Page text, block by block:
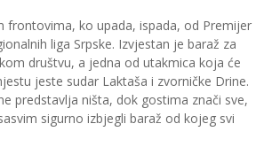
frontovima, ko upada, ispada, od Premijer
liga Srpske. Izvjestan je baraž za
društvu, a jedna od utakmica koja će
jeste sudar Laktaša i zvorničke Drine.
predstavlja ništa, dok gostima znači sve,
sigurno izbjegli baraž od kojeg svi